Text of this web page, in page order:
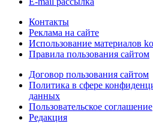
Контакты
Реклама на сайте
Использование материалов
Правила пользования сайтом
Договор пользования сайтом
Политика в сфере
данных
Пользовательское соглашение
Редакция